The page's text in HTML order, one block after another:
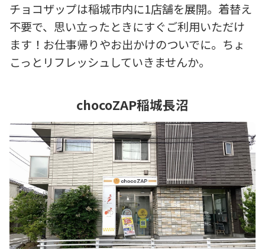
チョコザップは稲城市内に1店舗を展開。着替え
不要で、思い立ったときにすぐご利用いただけ
ます！お仕事帰りやお出かけのついでに。ちょ
こっとリフレッシュしていきませんか。
chocoZAP稲城長沼